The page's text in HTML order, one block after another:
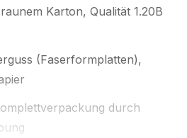
Karton, Qualität 1.20B
(Faserformplatten),
durch